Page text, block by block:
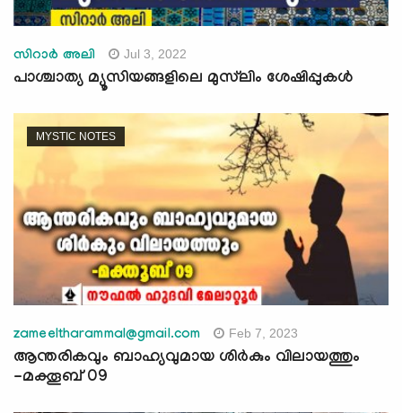
സിറാർ അലി Jul 3, 2022
പാശ്ചാത്യ മ്യൂസിയങ്ങളിലെ മുസ്‍ലിം ശേഷിപ്പുകള്‍
MYSTIC NOTES
zameeltharammal@gmail.com Feb 7, 2023
ആന്തരികവും ബാഹ്യവുമായ ശിര്‍കും വിലായത്തും
-മക്തൂബ് 09